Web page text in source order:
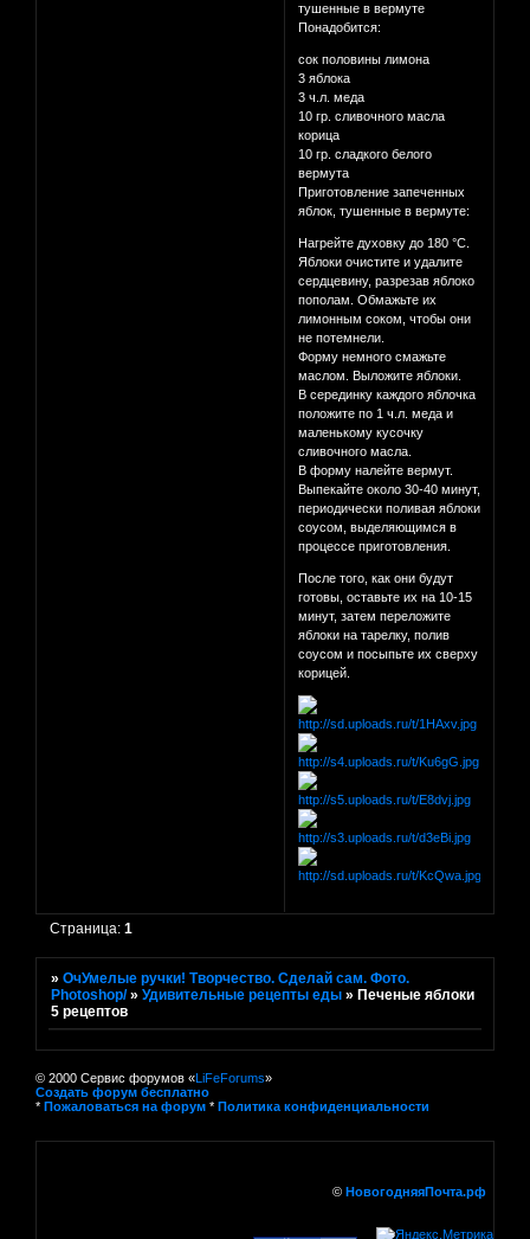
тушенные в вермуте
Понадобится:
сок половины лимона
3 яблока
3 ч.л. меда
10 гр. сливочного масла
корица
10 гр. сладкого белого
вермута
Приготовление запеченных
яблок, тушенные в вермуте:
Нагрейте духовку до 180 °С.
Яблоки очистите и удалите
сердцевину, разрезав яблоко
пополам. Обмажьте их
лимонным соком, чтобы они
не потемнели.
Форму немного смажьте
маслом. Выложите яблоки.
В серединку каждого яблочка
положите по 1 ч.л. меда и
маленькому кусочку
сливочного масла.
В форму налейте вермут.
Выпекайте около 30-40 минут,
периодически поливая яблоки
соусом, выделяющимся в
процессе приготовления.
После того, как они будут
готовы, оставьте их на 10-15
минут, затем переложите
яблоки на тарелку, полив
соусом и посыпьте их сверху
корицей.
Страница:1
»ОчУмелые ручки! Творчество. Сделай сам. Фото.
Photoshop/ »Удивительные рецепты еды »Печеные яблоки
5 рецептов
© 2000 Сервис форумов «LiFeForums»
Создать форум бесплатно
* Пожаловаться на форум * Политика конфиденциальности
© НовогодняяПочта.рф